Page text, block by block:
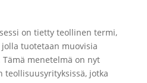
on tietty teollinen termi,
tuotetaan muovisia
menetelmä on nyt
teollisuusyrityksissä, jotka